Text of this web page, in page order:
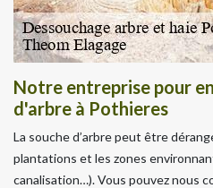
Notre entreprise pour
d'arbre à Pothieres
La souche d’arbre peut être
plantations et les zones
canalisation…). Vous pouvez nous